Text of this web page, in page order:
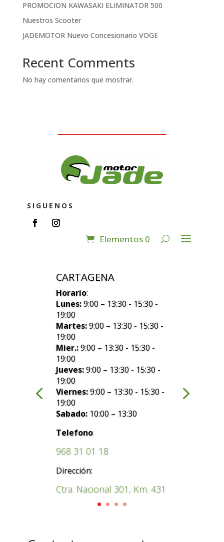
PROMOCION KAWASAKI ELIMINATOR 500
Nuestros Scooter
JADEMOTOR Nuevo Concesionario VOGE
Recent Comments
No hay comentarios que mostrar.
SIGUENOS
Elementos 0
CARTAGENA
Horario:
Lunes:9:00 – 13:30 - 15:30 -
19:00
Martes:9:00 – 13:30 - 15:30 -
19:00
Mier.:9:00 – 13:30 - 15:30 -
19:00
Jueves:9:00 – 13:30 - 15:30 -
19:00
Viernes:9:00 – 13:30 - 15:30 -
19:00
Sabado: 10:00 – 13:30
Telefono:
968 31 01 18
Dirección:
Ctra. Nacional 301, Km. 431